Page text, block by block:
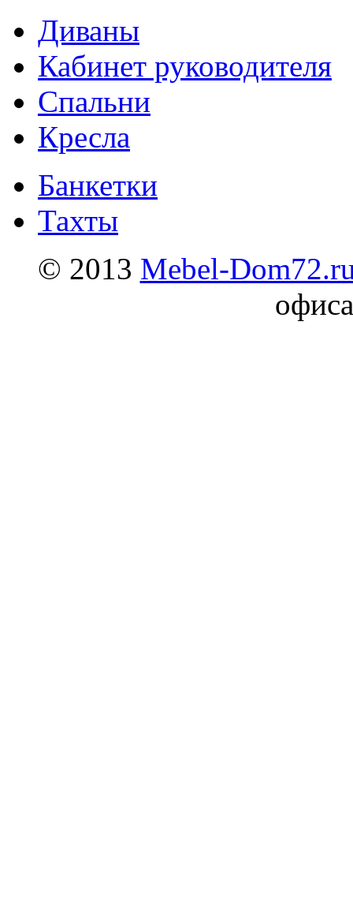
Диваны
Кабинет руководителя
Спальни
Кресла
Банкетки
Тахты
© 2013 Mebel-